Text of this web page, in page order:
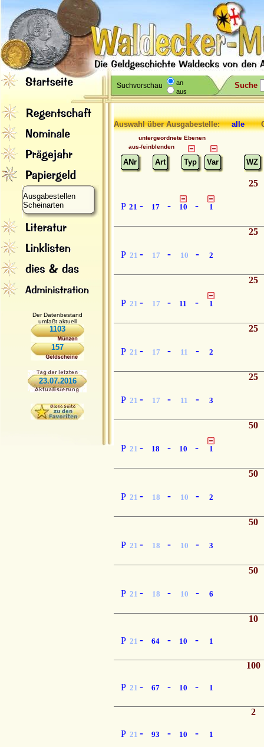
Suchvorschau
an
aus
Suche
Ausgabestellen
Scheinarten
Der Datenbestand
umfaßt aktuell
1103
157
23.07.2016
Auswahl über Ausgabestelle:alle
untergeordnete Ebenen
aus-/einblenden
ANr Art Typ Var WZ
P 21 - 17 - 10 - 1
25
P 21 - 17 - 10 - 2
25
P 21 - 17 - 11 - 1
25
P 21 - 17 - 11 - 2
25
P 21 - 17 - 11 - 3
25
P 21 - 18 - 10 - 1
50
P 21 - 18 - 10 - 2
50
P 21 - 18 - 10 - 3
50
P 21 - 18 - 10 - 6
50
P 21 - 64 - 10 - 1
10
P 21 - 67 - 10 - 1
100
P 21 - 93 - 10 - 1
2